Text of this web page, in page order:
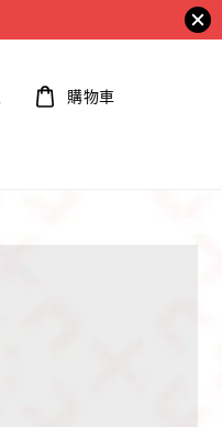
購物車